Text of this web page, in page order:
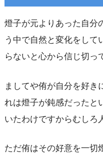
燈子が元よりあった自分
う中で自然と変化をして
らないと心から信じ切っ
ましてや侑が自分を好き
れは燈子が鈍感だったと
いたわけですからむしろ
ただ侑はその好意を一切